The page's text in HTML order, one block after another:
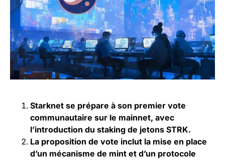
Starknet se prépare à son premier vote
communautaire sur le mainnet, avec
l’introduction du staking de jetons STRK.
La proposition de vote inclut la mise en place
d’un mécanisme de mint et d’un protocole